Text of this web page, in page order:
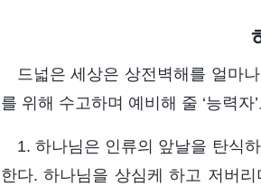
드넓은 세상은 상전벽해를 얼마
를 위해 수고하며 예비해 줄 ‘능력
1. 하나님은 인류의 앞날을 탄식
한다. 하나님을 상심케 하고 저버